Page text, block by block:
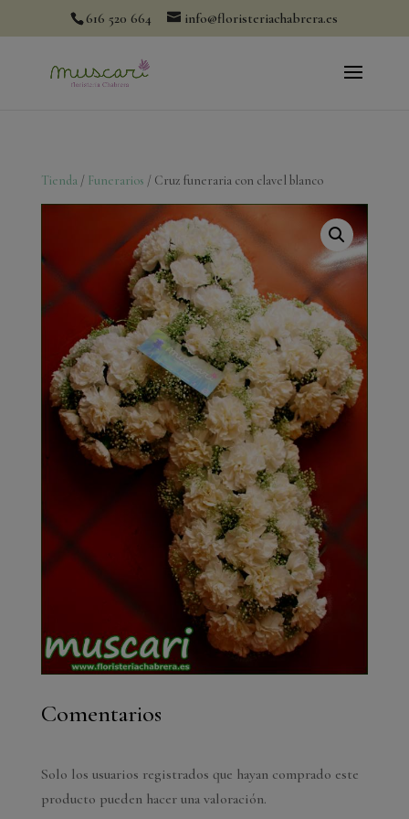
616 520 664 info@floristeriachabrera.es
Tienda/ Funerarios / Cruz funeraria con clavel blanco
Comentarios
Solo los usuarios registrados que hayan comprado este
producto pueden hacer una valoración.
modal-check